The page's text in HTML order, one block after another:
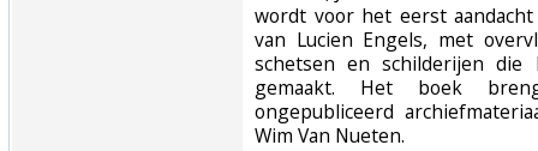
wordt voor het eerst
van Lucien Engels, met
schetsen en schilderijen
gemaakt. Het boek
ongepubliceerd
Wim Van Nueten.‎